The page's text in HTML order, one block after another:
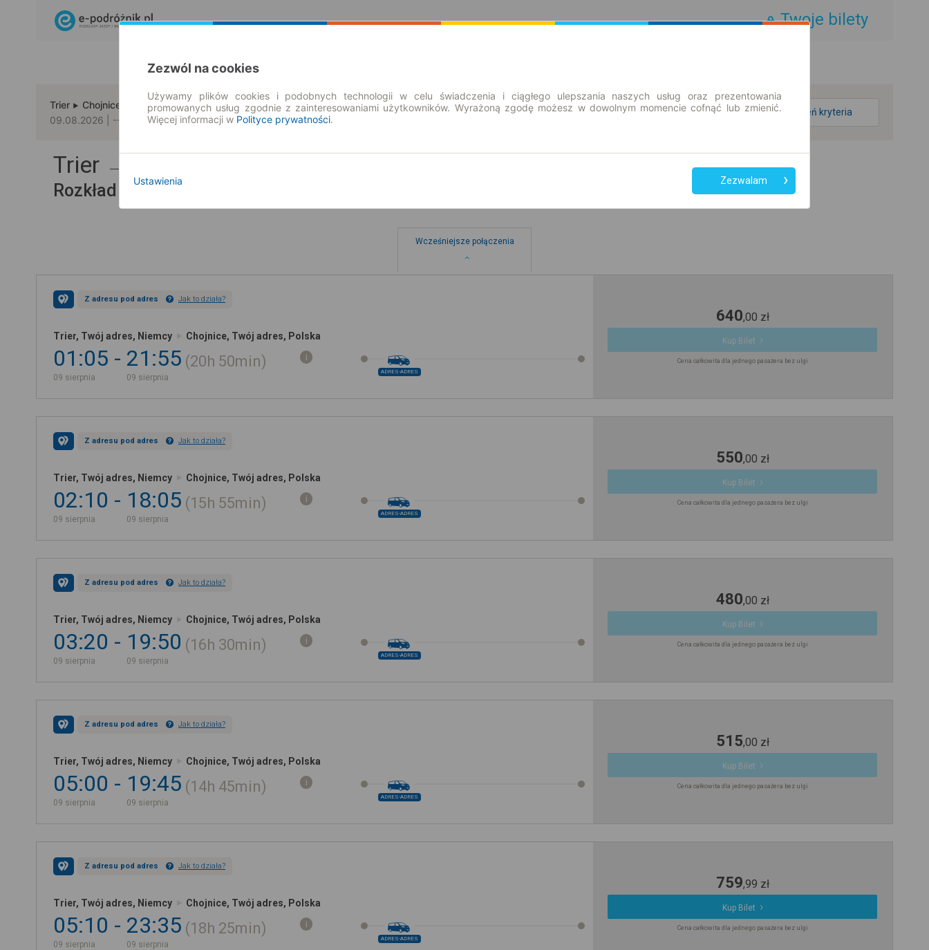
Twoje bilety
Trier
Chojnice
09.08.2026 | -- : --
zmień kryteria
Trier → Chojnice
Rozkład jazdy i bilety
Wcześniejsze połączenia
Z adresu pod adres Jak to działa?
Trier, Twój adres, Niemcy Chojnice, Twój adres, Polska
01:05
09 sierpnia
21:55
09 sierpnia
20h 50min
ADRES-ADRES
640,00 zł
Kup Bilet
Cena całkowita dla jednego pasażera bez ulgi
Z adresu pod adres Jak to działa?
Trier, Twój adres, Niemcy Chojnice, Twój adres, Polska
02:10
09 sierpnia
18:05
09 sierpnia
15h 55min
ADRES-ADRES
550,00 zł
Kup Bilet
Cena całkowita dla jednego pasażera bez ulgi
Z adresu pod adres Jak to działa?
Trier, Twój adres, Niemcy Chojnice, Twój adres, Polska
03:20
09 sierpnia
19:50
09 sierpnia
16h 30min
ADRES-ADRES
480,00 zł
Kup Bilet
Cena całkowita dla jednego pasażera bez ulgi
Z adresu pod adres Jak to działa?
Trier, Twój adres, Niemcy Chojnice, Twój adres, Polska
05:00
09 sierpnia
19:45
09 sierpnia
14h 45min
ADRES-ADRES
515,00 zł
Kup Bilet
Cena całkowita dla jednego pasażera bez ulgi
Z adresu pod adres Jak to działa?
Trier, Twój adres, Niemcy Chojnice, Twój adres, Polska
05:10
09 sierpnia
23:35
09 sierpnia
18h 25min
ADRES-ADRES
759,99 zł
Kup Bilet
Cena całkowita dla jednego pasażera bez ulgi
Zezwól na cookies
Używamy plików cookies i podobnych technologii w celu świadczenia i ciągłego ulepszania naszych usług oraz prezentowania
promowanych usług zgodnie z zainteresowaniami użytkowników. Wyrażoną zgodę możesz w dowolnym momencie cofnąć lub zmienić.
Więcej informacji w Polityce prywatności.
Ustawienia Zezwalam